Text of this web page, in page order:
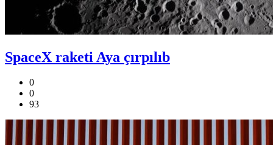
SpaceX raketi Aya çırpılıb
0
0
93